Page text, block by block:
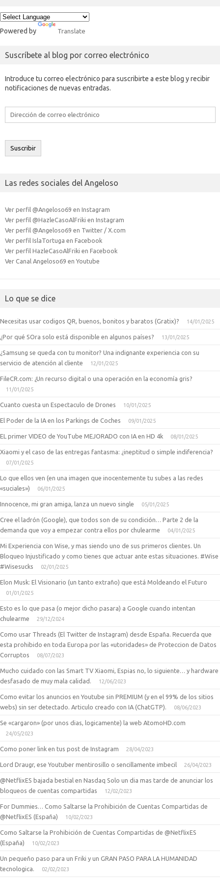
Powered by Translate
Suscríbete al blog por correo electrónico
Introduce tu correo electrónico para suscribirte a este blog y recibir
notificaciones de nuevas entradas.
Dirección
de
electrónico
Suscribir
Las redes sociales del Angeloso
Ver perfil @Angeloso69 en Instagram
Ver perfil @HazleCasoAlFriki en Instagram
Ver perfil @Angeloso69 en Twitter / X.com
Ver perfil IslaTortuga en Facebook
Ver perfil HazleCasoAlFriki en Facebook
Ver Canal Angeloso69 en Youtube
Lo que se dice
Necesitas usar codigos QR, buenos, bonitos y baratos (Gratix)? 14/01/2025
¿Por qué SOra solo está disponible en algunos países? 13/01/2025
¿Samsung se queda con tu monitor? Una indignante experiencia con su
servicio de atención al cliente
12/01/2025
FileCR.com: ¿Un recurso digital o una operación en la economía gris?
11/01/2025
Cuanto cuesta un Espectaculo de Drones 10/01/2025
El Poder de la IA en los Parkings de Coches 09/01/2025
EL primer VIDEO de YouTube MEJORADO con IA en HD 4k 08/01/2025
Xiaomi y el caso de las entregas fantasma: ¿ineptitud o simple indiferencia?
07/01/2025
Lo que ellos ven (en una imagen que inocentemente tu subes a las redes
«suciales»)
06/01/2025
Innocence, mi gran amiga, lanza un nuevo single 05/01/2025
Cree el ladrón (Google), que todos son de su condición… Parte 2 de la
demanda que voy a empezar contra ellos por chulearme
04/01/2025
Mi Experiencia con Wise, y mas siendo uno de sus primeros clientes. Un
Bloqueo Injustificado y como tienes que actuar ante estas situaciones. #Wise
#Wisesucks
02/01/2025
Elon Musk: El Visionario (un tanto extraño) que está Moldeando el Futuro
01/01/2025
Esto es lo que pasa (o mejor dicho pasara) a Google cuando intentan
chulearme
29/12/2024
Como usar Threads (El Twitter de Instagram) desde España. Recuerda que
esta prohibido en toda Europa por las «utoridades» de Proteccion de Datos
Corruptos
08/07/2023
Mucho cuidado con las Smart TV Xiaomi, Espias no, lo siguiente… y hardware
desfasado de muy mala calidad.
12/06/2023
Como evitar los anuncios en Youtube sin PREMIUM (y en el 99% de los sitios
webs) sin ser detectado. Articulo creado con IA (ChatGTP).
08/06/2023
Se «cargaron» (por unos dias, logicamente) la web AtomoHD.com
24/05/2023
Como poner link en tus post de Instagram 28/04/2023
Lord Draugr, ese Youtuber mentirosillo o sencillamente imbecil 26/04/2023
@NetflixES bajada bestial en Nasdaq Solo un dia mas tarde de anunciar los
bloqueos de cuentas compartidas
12/02/2023
For Dummies… Como Saltarse la Prohibición de Cuentas Compartidas de
@NetflixES (España)
10/02/2023
Como Saltarse la Prohibición de Cuentas Compartidas de @NetflixES
(España)
10/02/2023
Un pequeño paso para un Friki y un GRAN PASO PARA LA HUMANIDAD
tecnologica.
02/02/2023